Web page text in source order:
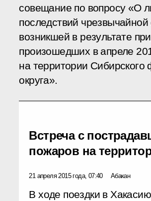
совещание по вопросу «О
последствий чрезвычайной
возникшей в результате
произошедших в апреле
на территории Сибирского
округа».
Встреча с
пожаров на
21 апреля 2015 года, 07:40 Абакан
В ходе поездки в